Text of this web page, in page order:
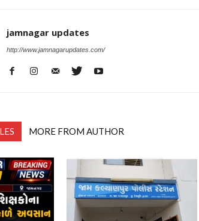
jamnagar updates
http://www.jamnagarupdates.com/
MORE FROM AUTHOR